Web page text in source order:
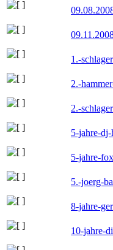
1.-
2.-
2.-
5-jahre-
5-jahre-
5.-joerg-
8-jahre-
10-jahre-